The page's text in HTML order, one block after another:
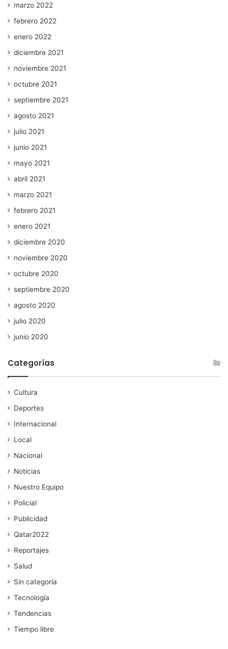
marzo 2022
febrero 2022
enero 2022
diciembre 2021
noviembre 2021
octubre 2021
septiembre 2021
agosto 2021
julio 2021
junio 2021
mayo 2021
abril 2021
marzo 2021
febrero 2021
enero 2021
diciembre 2020
noviembre 2020
octubre 2020
septiembre 2020
agosto 2020
julio 2020
junio 2020
Categorías
Cultura
Deportes
Internacional
Local
Nacional
Noticias
Nuestro Equipo
Policial
Publicidad
Qatar2022
Reportajes
Salud
Sin categoría
Tecnología
Tendencias
Tiempo libre